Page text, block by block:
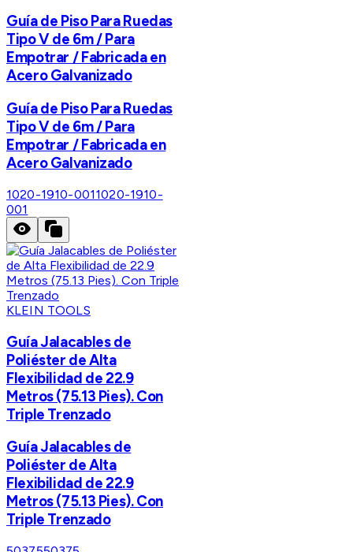
Guía de Piso Para Ruedas
Tipo V de 6m / Para
Empotrar / Fabricada en
Acero Galvanizado
Guía de Piso Para Ruedas
Tipo V de 6m / Para
Empotrar / Fabricada en
Acero Galvanizado
1020-1910-0011020-1910-
001
KLEIN TOOLS
Guía Jalacables de
Poliéster de Alta
Flexibilidad de 22.9
Metros (75.13 Pies). Con
Triple Trenzado
Guía Jalacables de
Poliéster de Alta
Flexibilidad de 22.9
Metros (75.13 Pies). Con
Triple Trenzado